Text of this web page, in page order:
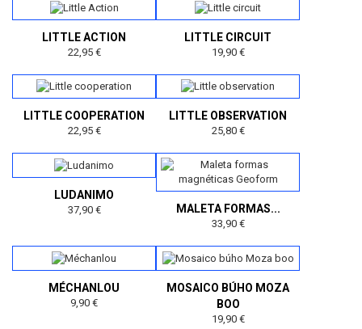
LITTLE ACTION
22,95 €
LITTLE CIRCUIT
19,90 €
LITTLE COOPERATION
22,95 €
LITTLE OBSERVATION
25,80 €
LUDANIMO
37,90 € MALETA FORMAS...
33,90 €
MÉCHANLOU
9,90 €
MOSAICO BÚHO MOZA
BOO
19,90 €